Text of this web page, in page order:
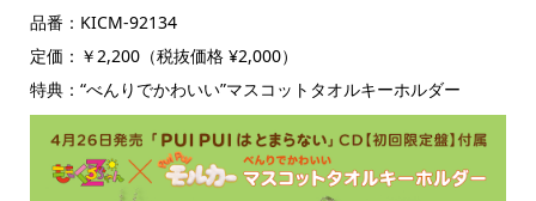
品番：KICM-92134
定価：￥2,200（税抜価格 ¥2,000）
特典：“べんりでかわいい”マスコットタオルキーホルダー